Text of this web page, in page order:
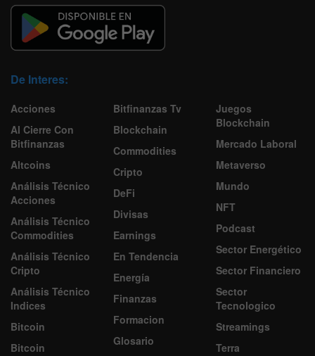
De Interes:
Acciones
Al Cierre Con
Bitfinanzas
Altcoins
Análisis Técnico
Acciones
Análisis Técnico
Commodities
Análisis Técnico
Cripto
Análisis Técnico
Indices
Bitcoin
Bitcoin
Bitfinanzas Tv
Blockchain
Commodities
Cripto
DeFi
Divisas
Earnings
En Tendencia
Energía
Finanzas
Formacion
Glosario
Juegos
Blockchain
Mercado Laboral
Metaverso
Mundo
NFT
Podcast
Sector Energético
Sector Financiero
Sector
Tecnologico
Streamings
Terra